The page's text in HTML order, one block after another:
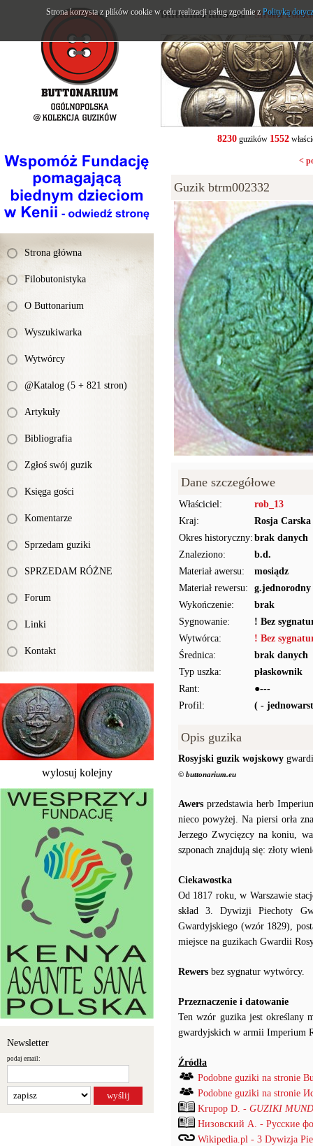
Strona główna
Filobutonistyka
O Buttonarium
Wyszukiwarka
Wytwórcy
@Katalog (5 + 821 stron)
Artykuły
Bibliografia
Zgłoś swój guzik
Księga gości
Komentarze
Sprzedam guziki
SPRZEDAM RÓŻNE
Forum
Linki
Kontakt
wylosuj kolejny
Newsletter
podaj email:
buttonarium.eu- Strona
8230guzików 1552
<
Guzik btrm002332
Dane szczegółowe
Właściciel:
rob_13
Kraj:
Rosja Carska
Okres historyczny: brak danych
Znaleziono:
b.d.
Materiał awersu:
mosiądz
Materiał rewersu:
g.jednorodny
Wykończenie:
brak
Sygnowanie:
! Bez
Wytwórca:
! Bez
Średnica:
brak danych
Typ uszka:
płaskownik
Rant:
●---
Profil:
( -
Opis guzika
Rosyjski guzik wojskowy
© buttonarium.eu
Awers przedstawia herb
nieco powyżej. Na piersi orła
Jerzego Zwycięzcy na koniu,
szponach znajdują się: złoty
Ciekawostka
Od 1817 roku, w Warszawie
skład 3. Dywizji Piechoty
Gwardyjskiego (wzór 1829),
miejsce na guzikach Gwardii
Rewers bez sygnatur wytwórcy.
Przeznaczenie i datowanie
Ten wzór guzika jest określany
gwardyjskich w armii Imperium
Źródła
Podobne guziki na stronie
Podobne guziki na stronie
Krupop D. - GUZIKI
Низовский А. - Русские
Wikipedia.pl - 3 Dywizja
Strona korzysta z plików cookie w celu realizacji usług zgodnie zPolityką